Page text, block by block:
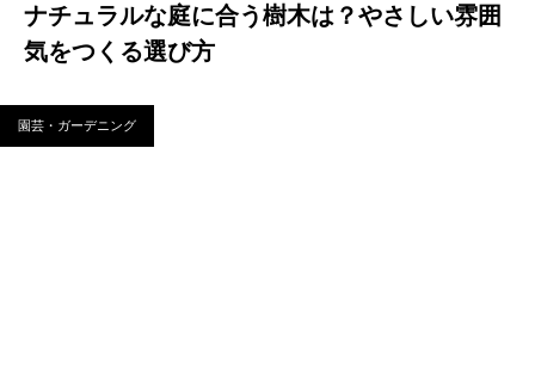
ナチュラルな庭に合う樹木は？やさしい雰囲
気をつくる選び方
園芸・ガーデニング